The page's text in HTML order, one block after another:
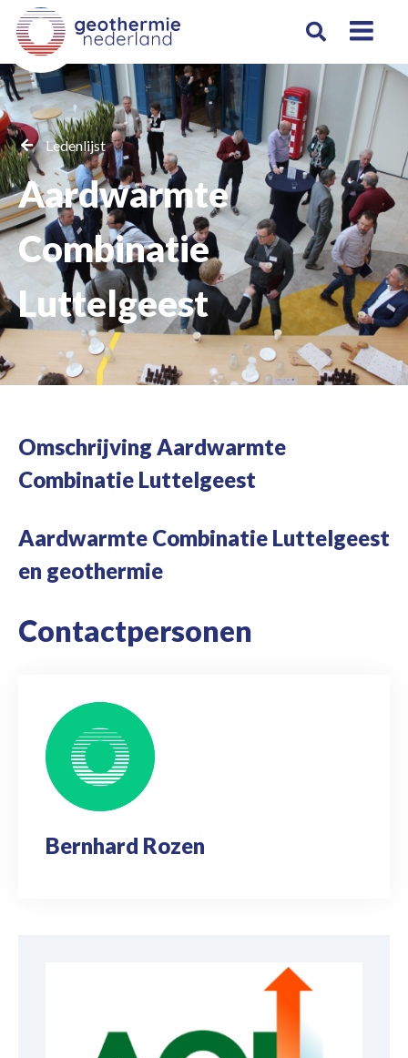
Ledenlijst
Aardwarmte
Combinatie
Luttelgeest
Omschrijving Aardwarmte
Combinatie Luttelgeest
Aardwarmte Combinatie Luttelgeest
en geothermie
Contactpersonen
Bernhard Rozen